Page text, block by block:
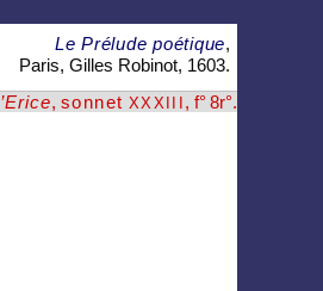
Le Prélude poétique,
Paris, Gilles Robinot, 1603.
, sonnet XXXIII , f° 8r°.